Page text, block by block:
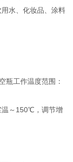
水、化妆品、涂料
瓶工作温度范围：
温～150℃，调节增